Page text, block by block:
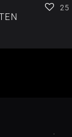
25